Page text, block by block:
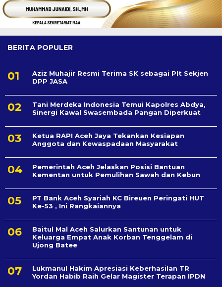
BERITA POPULER
Aziz Muhajir Resmi Terima SK sebagai Plt Sekjen
DPP JASA
Tani Merdeka Indonesia Temui Kapolres Abdya,
Sinergi Kawal Swasembada Pangan Diperkuat
Ketua RAPI Aceh Jaya Tekankan Kesiapan
Anggota dan Kewaspadaan Masyarakat
Pemerintah Aceh Jelaskan Posisi Bantuan
Kementan untuk Pemulihan Sawah dan Kebun
PT Bank Aceh Syariah KC Bireuen Peringati HUT
Ke-53 , Ini Rangkaiannya
Baitul Mal Aceh Salurkan Santunan untuk
Keluarga Empat Anak Korban Tenggelam di
Ujong Batee
Lukmanul Hakim Apresiasi Keberhasilan TR
Yordan Habib Raih Gelar Magister Terapan IPDN